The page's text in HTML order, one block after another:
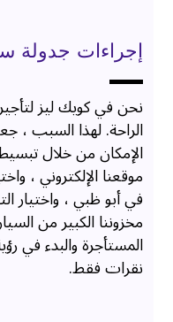
إجراءات جدولة
نحن في كويك ليز
الراحة. لهذا السبب ،
الإمكان من خلال
موقعنا الإلكتروني ،
في أبو ظبي ، واختيار
مخزوننا الكبير من
المستأجرة والبدء في
نقرات فقط.